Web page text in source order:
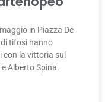
in Piazza De
tifosi hanno
con la vittoria sul
Alberto Spina.